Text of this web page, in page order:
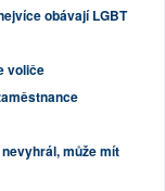
obávají LGBT
voliče
může mít